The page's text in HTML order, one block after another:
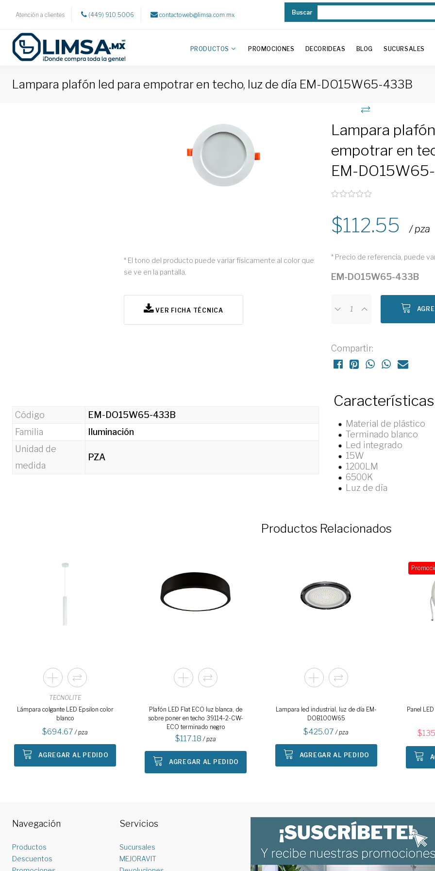
Atención a clientes (449) 910 5006 contactoweb@limsa.com.mx Buscar
PRODUCTOS PROMOCIONES DECORIDEAS BLOG SUCURSALES
Lampara plafón led para empotrar en techo, luz de día EM-DO15W65-433B
* El tono del producto puede variar físicamente al color que
se ve en la pantalla.
VER FICHA TÉCNICA
Lampara
empotrar en
EM-
112.55 / pza
* Precio de referencia, puede
EM-DO15W65-433B
Compartir:
Código
EM-DO15W65-433B
Familia
Iluminación
Unidad de
medida
PZA
Características
Material de plástico
Terminado blanco
Led integrado
15W
1200LM
6500K
Luz de día
Productos Relacionados
TECNOLITE
Lámpara colgante LED Epsilon color
blanco
694.67 / pza
AGREGAR AL PEDIDO
Plafón LED Flat ECO luz blanca, de
sobre poner en techo 39114-2-CW-
ECO terminado negro
117.18 / pza
AGREGAR AL PEDIDO
Lampara led industrial, luz de día EM-
DOB100W65
425.07 / pza
AGREGAR AL PEDIDO
Panel
Navegación
Productos
Descuentos
Servicios
Sucursales
MEJORAVIT